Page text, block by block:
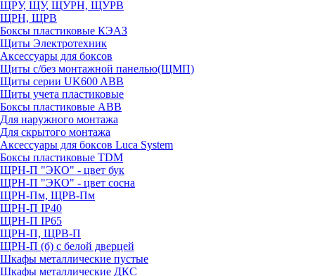
ЩРУ, ЩУ, ЩУРН, ЩУРВ
ЩРН, ЩРВ
Боксы пластиковые КЭАЗ
Щиты Электротехник
Аксессуары для боксов
Щиты с/без монтажной панелью(ЩМП)
Щиты серии UK600 ABB
Щиты учета пластиковые
Боксы пластиковые ABB
Для наружного монтажа
Для скрытого монтажа
Аксессуары для боксов Luca System
Боксы пластиковые TDM
ЩРН-П "ЭКО" - цвет бук
ЩРН-П "ЭКО" - цвет сосна
ЩРН-Пм, ЩРВ-Пм
ЩРН-П IP40
ЩРН-П IP65
ЩРН-П, ЩРВ-П
ЩРН-П (б) с белой дверцей
Шкафы металлические пустые
Шкафы металлические ДКС